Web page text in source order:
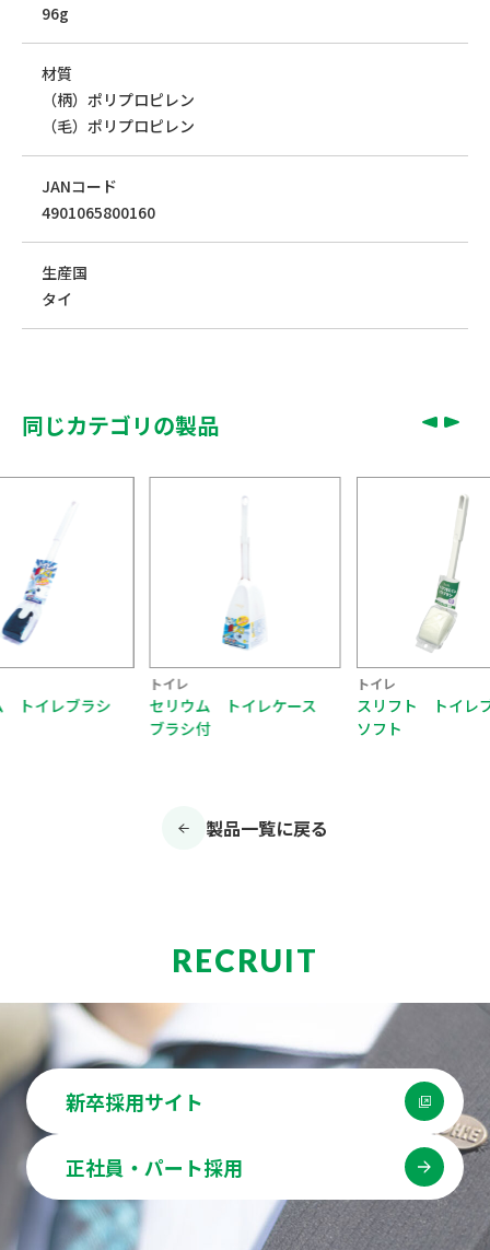
96g
材質
（柄）ポリプロピレン
（毛）ポリプロピレン
JANコード
4901065800160
生産国
タイ
同じカテゴリの製品
トイレブラシ
トイレ
セリウム トイレケース
ブラシ付
トイレ
スリフト トイ
ソフト
製品一覧に戻る
RECRUIT
新卒採用サイト
正社員・パート採用